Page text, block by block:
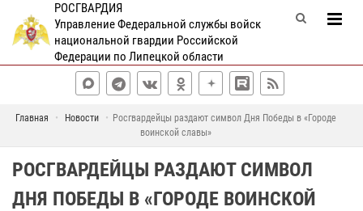
РОСГВАРДИЯ
Управление Федеральной службы войск
национальной гвардии Российской
Федерации по Липецкой области
Главная Новости
Росгвардейцы раздают символ Дня Победы в «Городе
воинской славы»
РОСГВАРДЕЙЦЫ РАЗДАЮТ СИМВОЛ
ДНЯ ПОБЕДЫ В «ГОРОДЕ ВОИНСКОЙ